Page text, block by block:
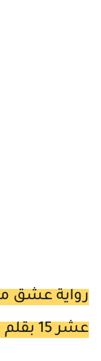
رواية عشق
عشر 15 بقلم اسماء صلاح